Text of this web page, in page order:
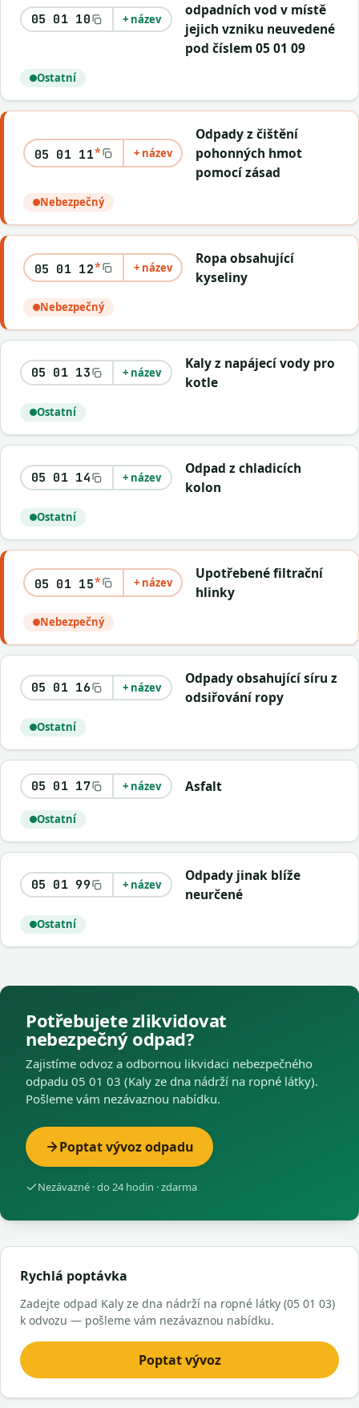
05 01 10 + název
odpadních vod v místě
jejich vzniku neuvedené
pod číslem 05 01 09
Ostatní
05 01 11* + název
Odpady z čištění
pohonných hmot
pomocí zásad
Nebezpečný
05 01 12* + název
Ropa obsahující
kyseliny
Nebezpečný
05 01 13 + název
Kaly z napájecí vody pro
kotle
Ostatní
05 01 14 + název
Odpad z chladicích
kolon
Ostatní
05 01 15* + název
Upotřebené filtrační
hlinky
Nebezpečný
05 01 16 + název
Odpady obsahující síru z
odsiřování ropy
Ostatní
05 01 17 + název Asfalt
Ostatní
05 01 99 + název
Odpady jinak blíže
neurčené
Ostatní
Potřebujete zlikvidovat
nebezpečný odpad?
Zajistíme odvoz a odbornou likvidaci nebezpečného
odpadu 05 01 03 (Kaly ze dna nádrží na ropné látky).
Pošleme vám nezávaznou nabídku.
Poptat vývoz odpadu
Nezávazné · do 24 hodin · zdarma
Rychlá poptávka
Zadejte odpad Kaly ze dna nádrží na ropné látky (05 01 03)
k odvozu — pošleme vám nezávaznou nabídku.
Poptat vývoz